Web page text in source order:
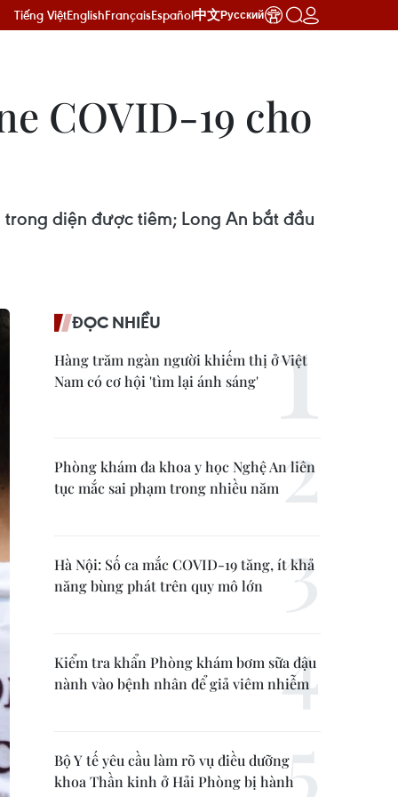
Tiếng ViệtEnglishFrançaisEspañol中文Русский
COVID-19 cho
diện được tiêm; Long An bắt đầu
ĐỌC NHIỀU
Hàng trăm ngàn người khiếm thị ở Việt
Nam có cơ hội 'tìm lại ánh sáng'
Phòng khám đa khoa y học Nghệ An liên
tục mắc sai phạm trong nhiều năm
Hà Nội: Số ca mắc COVID-19 tăng, ít khả
năng bùng phát trên quy mô lớn
Kiểm tra khẩn Phòng khám bơm sữa đậu
nành vào bệnh nhân để giả viêm nhiễm
Bộ Y tế yêu cầu làm rõ vụ điều dưỡng
khoa Thần kinh ở Hải Phòng bị hành